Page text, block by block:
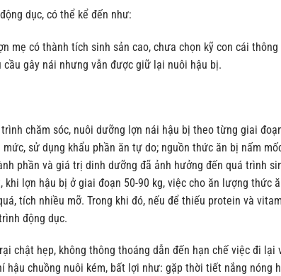
dục, có thể kể đến như:
mẹ có thành tích sinh sản cao, chưa chọn kỹ con cái thông
gây nái nhưng vẫn được giữ lại nuôi hậu bị.
chăm sóc, nuôi dưỡng lợn nái hậu bị theo từng giai
sử dụng khẩu phần ăn tự do; nguồn thức ăn bị nấm
phần và giá trị dinh dưỡng đã ảnh hưởng đến quá trình
lợn hậu bị ở giai đoạn 50-90 kg, việc cho ăn lượng thức
tích nhiều mỡ. Trong khi đó, nếu để thiếu protein và
động dục.
chật hẹp, không thông thoáng dẫn đến hạn chế việc đi lại
hậu chuồng nuôi kém, bất lợi như: gặp thời tiết nắng nóng